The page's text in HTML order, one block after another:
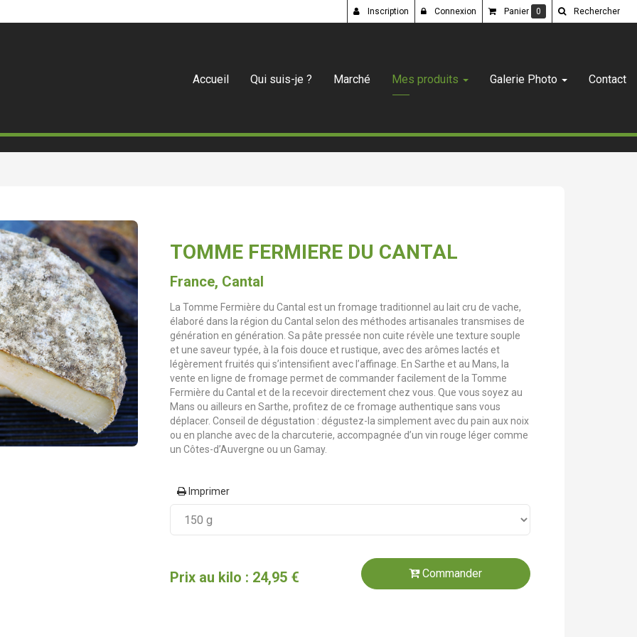
Accueil Qui suis-je ? Marché Mes produits Galerie Photo Contact
TOMME FERMIERE DU CANTAL
France, Cantal
La Tomme Fermière du Cantal est un fromage traditionnel au lait cru de vache,
élaboré dans la région du Cantal selon des méthodes artisanales transmises de
génération en génération. Sa pâte pressée non cuite révèle une texture souple
et une saveur typée, à la fois douce et rustique, avec des arômes lactés et
légèrement fruités qui s’intensifient avec l’affinage. En Sarthe et au Mans, la
vente en ligne de fromage permet de commander facilement de la Tomme
Fermière du Cantal et de la recevoir directement chez vous. Que vous soyez au
Mans ou ailleurs en Sarthe, profitez de ce fromage authentique sans vous
déplacer. Conseil de dégustation : dégustez-la simplement avec du pain aux noix
ou en planche avec de la charcuterie, accompagnée d’un vin rouge léger comme
un Côtes-d’Auvergne ou un Gamay.
Imprimer
Prix au kilo : 24,95 € Commander
Inscription Connexion Panier 0 Rechercher